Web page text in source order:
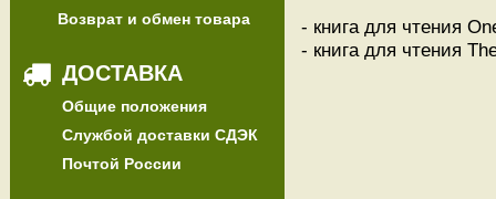
Возврат и обмен товара
ДОСТАВКА
Общие положения
Службой доставки СДЭК
Почтой России
- книга для чтения
- книга для чтения